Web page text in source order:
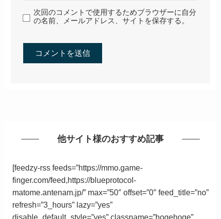
次回のコメントで使用するためブラウザーに自分
の名前、メールアドレス、サイトを保存する。
他サイト様のおすすめ記事
[feedzy-rss feeds=”https://mmo.game-
finger.com/feed,https://blueprotocol-
matome.antenam.jp/” max=”50″ offset=”0″ feed_title=”no”
refresh=”3_hours” lazy=”yes”
disable_default_style=”yes” classname=”hogehoge”